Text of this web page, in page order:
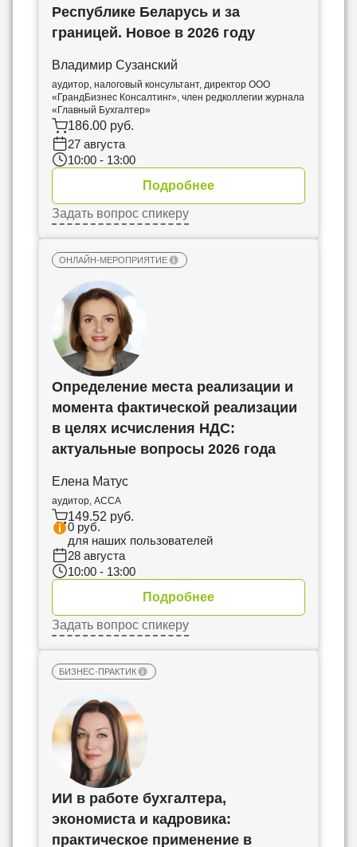
Республике Беларусь и за
границей. Новое в 2026 году
Владимир Сузанский
аудитор, налоговый консультант, директор ООО
«ГрандБизнес Консалтинг», член редколлегии журнала
«Главный Бухгалтер»
186.00 руб.
27 августа
10:00 - 13:00
Подробнее
Задать вопрос спикеру
ОНЛАЙН-МЕРОПРИЯТИЕ
Определение места реализации и
момента фактической реализации
в целях исчисления НДС:
актуальные вопросы 2026 года
Елена Матус
аудитор, АССА
149.52 руб.
0 руб.
для наших пользователей
28 августа
10:00 - 13:00
Подробнее
Задать вопрос спикеру
БИЗНЕС-ПРАКТИК
ИИ в работе бухгалтера,
экономиста и кадровика:
практическое применение в